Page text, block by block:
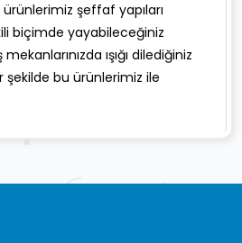
şeffaf yapıları
biçimde yayabileceğiniz
ışığı dilediğiniz
bu ürünlerimiz ile